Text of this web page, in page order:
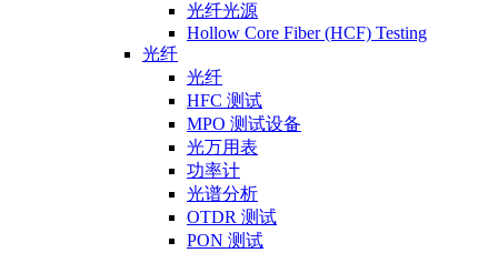
光纤光源
Hollow Core Fiber (HCF) Testing
光纤
光纤
HFC 测试
MPO 测试设备
光万用表
功率计
光谱分析
OTDR 测试
PON 测试